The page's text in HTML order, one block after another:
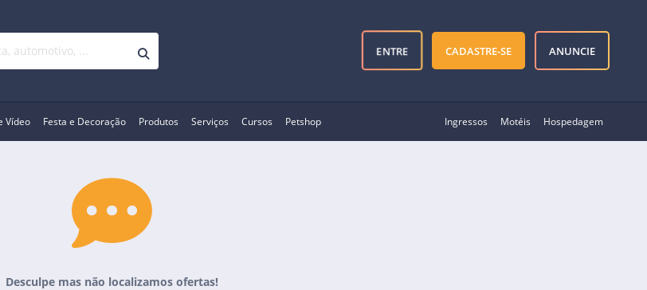
ENTRE CADASTRE-SE ANUNCIE
Vídeo Festa e Decoração Produtos Serviços Cursos Petshop Ingressos Motéis Hospedagem
Desculpe mas não localizamos ofertas!